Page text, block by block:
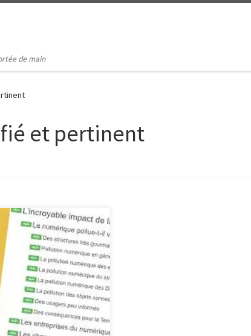
de main
et pertinent
la clé pour un contenu web
SEO sont devenus un
stratégie de contenu en
naturel, joue
d’un site web sur les